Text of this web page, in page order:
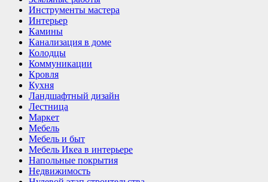
Инструменты мастера
Интерьер
Камины
Канализация в доме
Колодцы
Коммуникации
Кровля
Кухня
Ландшафтный дизайн
Лестница
Маркет
Мебель
Мебель и быт
Мебель Икеа в интерьере
Напольные покрытия
Недвижимость